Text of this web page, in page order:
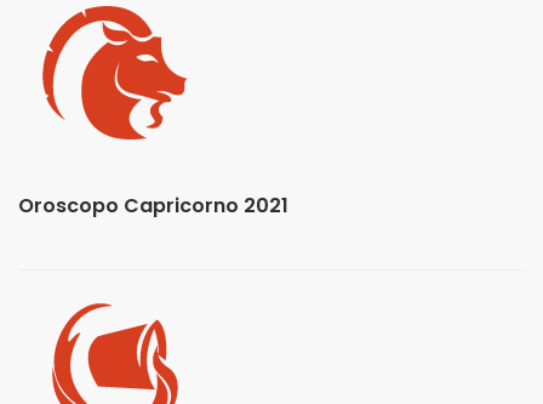
Oroscopo Capricorno 2021